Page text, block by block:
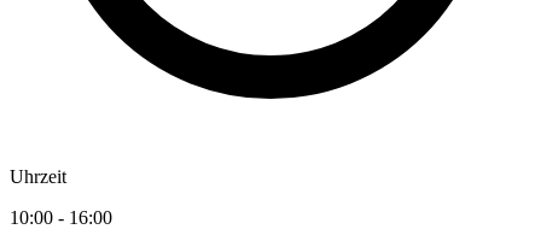
Uhrzeit
10:00 - 16:00